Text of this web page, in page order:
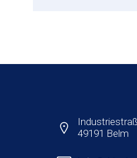
49191 Belm